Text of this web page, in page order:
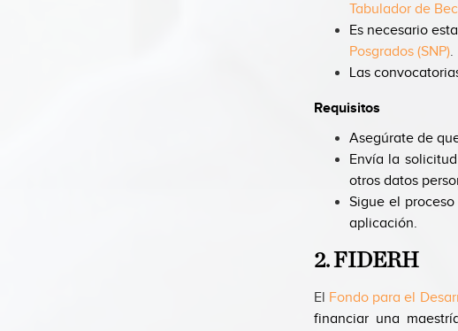
Tabulador de
Es necesario
Posgrados (SNP).
Las
Requisitos
Asegúrate de
Envía la
otros datos
Sigue el
aplicación.
2. FIDERH
El Fondo para el
financiar una